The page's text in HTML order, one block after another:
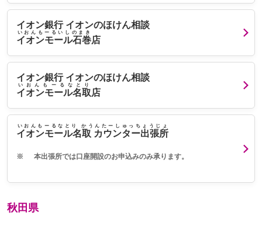
イオン銀行 イオンのほけん相談
イオンモール石巻
いおんもーるいしのまき
店
イオン銀行 イオンのほけん相談
イオンモール名取
いおんもーるなとり
店
イオンモール名取 カウンター出張所
いおんもーるなとり かうんたーしゅっちょうじょ
※ 本出張所では口座開設のお申込みのみ承ります。
秋田県